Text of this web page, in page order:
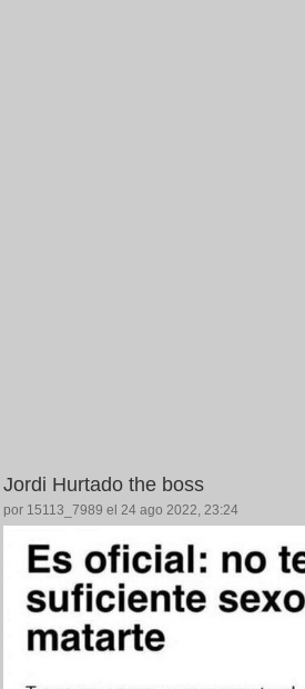
Jordi Hurtado the boss
por 15113_7989 el 24 ago 2022, 23:24